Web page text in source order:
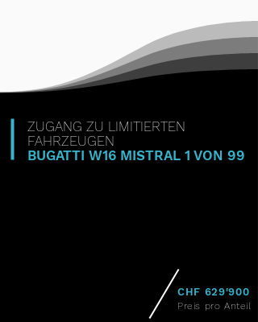
ZUGANG ZU LIMITIERTEN
FAHRZEUGEN
BUGATTI W16 MISTRAL 1 VON 99
Preis pro Anteil
CHF 629'900